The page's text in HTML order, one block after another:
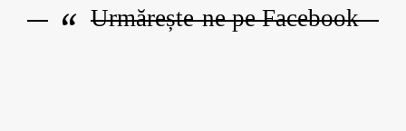
Urmărește-ne pe Facebook